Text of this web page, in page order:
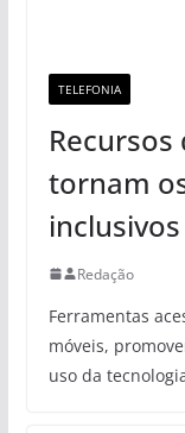
TELEFONIA
tornam
inclusivos
Redação
Ferramentas
móveis,
uso da